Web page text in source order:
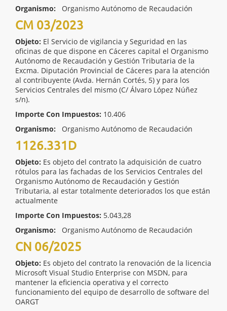
Organismo:
Organismo Autónomo de Recaudación
CM 03/2023
Objeto: El Servicio de vigilancia y Seguridad en las
oficinas de que dispone en Cáceres capital el Organismo
Autónomo de Recaudación y Gestión Tributaria de la
Excma. Diputación Provincial de Cáceres para la atención
al contribuyente (Avda. Hernán Cortés, 5) y para los
Servicios Centrales del mismo (C/ Álvaro López Núñez
s/n).
Importe Con Impuestos: 10.406
Organismo:
Organismo Autónomo de Recaudación
1126.331D
Objeto: Es objeto del contrato la adquisición de cuatro
rótulos para las fachadas de los Servicios Centrales del
Organismo Autónomo de Recaudación y Gestión
Tributaria, al estar totalmente deteriorados los que están
actualmente
Importe Con Impuestos: 5.043,28
Organismo:
Organismo Autónomo de Recaudación
CN 06/2025
Objeto: Es objeto del contrato la renovación de la licencia
Microsoft Visual Studio Enterprise con MSDN, para
mantener la eficiencia operativa y el correcto
funcionamiento del equipo de desarrollo de software del
OARGT